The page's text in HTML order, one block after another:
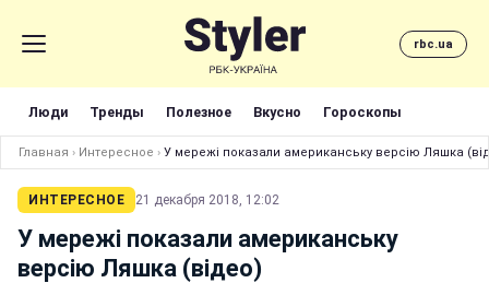
rbc.ua
Люди Тренды Полезное Вкусно Гороскопы
Главная › Интересное › У мережі показали американську версію Ляшка
ИНТЕРЕСНОЕ 21 декабря 2018, 12:02
У мережі показали американську
версію Ляшка (відео)